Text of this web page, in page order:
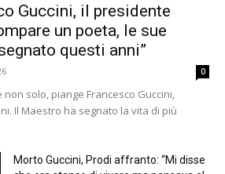
Guccini, il presidente
un poeta, le sue
questi anni”
0
solo, piange Francesco Guccini,
Il Maestro ha segnato la vita di più
Morto Guccini, Prodi affranto: “Mi disse